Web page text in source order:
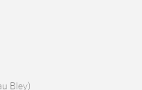
Bley)